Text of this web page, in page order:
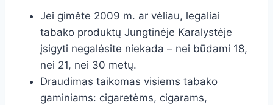
Jei gimėte 2009 m. ar vėliau, legaliai
tabako produktų Jungtinėje Karalystėje
įsigyti negalėsite niekada – nei būdami 18,
nei 21, nei 30 metų.
Draudimas taikomas visiems tabako
gaminiams: cigaretėms, cigarams,